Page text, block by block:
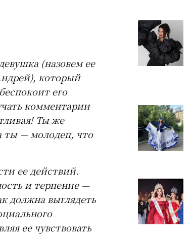
(назовем ее
который
его
комментарии
Ты же
ты — молодец, что
ее действий.
и терпение —
должна выглядеть
ее чувствовать